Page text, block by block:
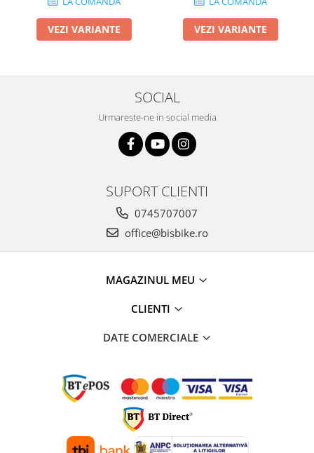
VEZI VARIANTE VEZI VARIANTE
SOCIAL
Urmareste-ne in social media
SUPORT CLIENTI
0745707007
office@bisbike.ro
MAGAZINUL MEU
CLIENTI
DATE COMERCIALE